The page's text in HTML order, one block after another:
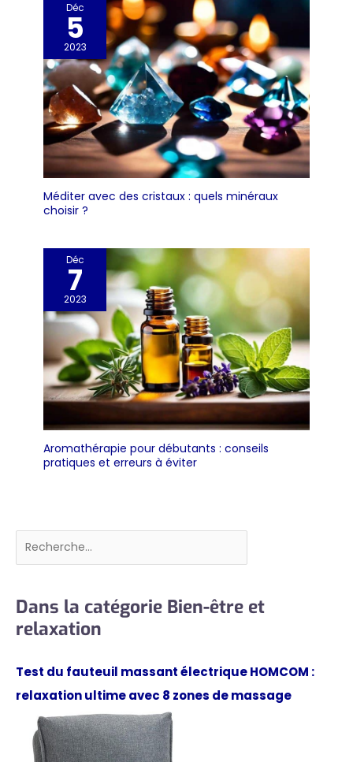
sensiblement réduites.
Machine de
compression de
l'équilibreur corporel
bon pour les athlètes,
les coureurs, les
gymnases.
Déc
5
2023
Méditer avec des cristaux : quels minéraux
choisir ?
Déc
7
2023
Aromathérapie pour débutants : conseils
pratiques et erreurs à éviter
Rechercher
Dans la catégorie Bien-être et
relaxation
Test du fauteuil massant électrique HOMCOM :
relaxation ultime avec 8 zones de massage